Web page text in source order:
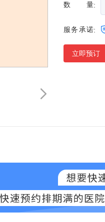
数量:
服务承诺:
立即预订